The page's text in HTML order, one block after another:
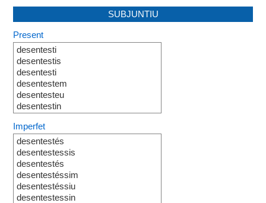
SUBJUNTIU
Present
desentesti
desentestis
desentesti
desentestem
desentesteu
desentestin
Imperfet
desentestés
desentestessis
desentestés
desentestéssim
desentestéssiu
desentestessin